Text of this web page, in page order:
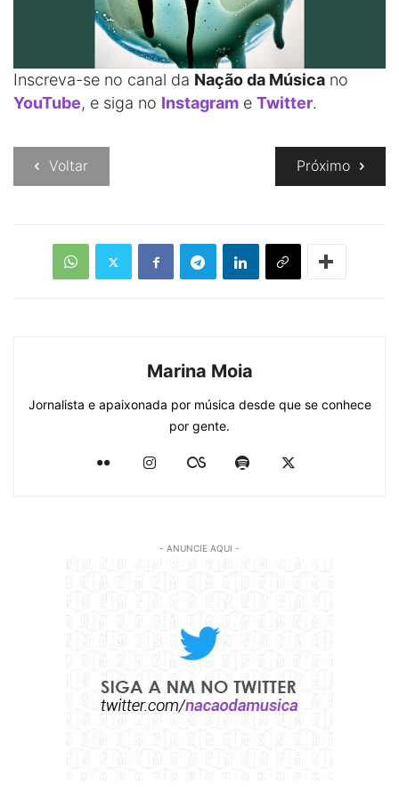
Inscreva-se no canal da Nação da Música no
YouTube, e siga no Instagram e Twitter.
Voltar Próximo
Marina Moia
Jornalista e apaixonada por música desde que se conhece
por gente.
- ANUNCIE AQUI -